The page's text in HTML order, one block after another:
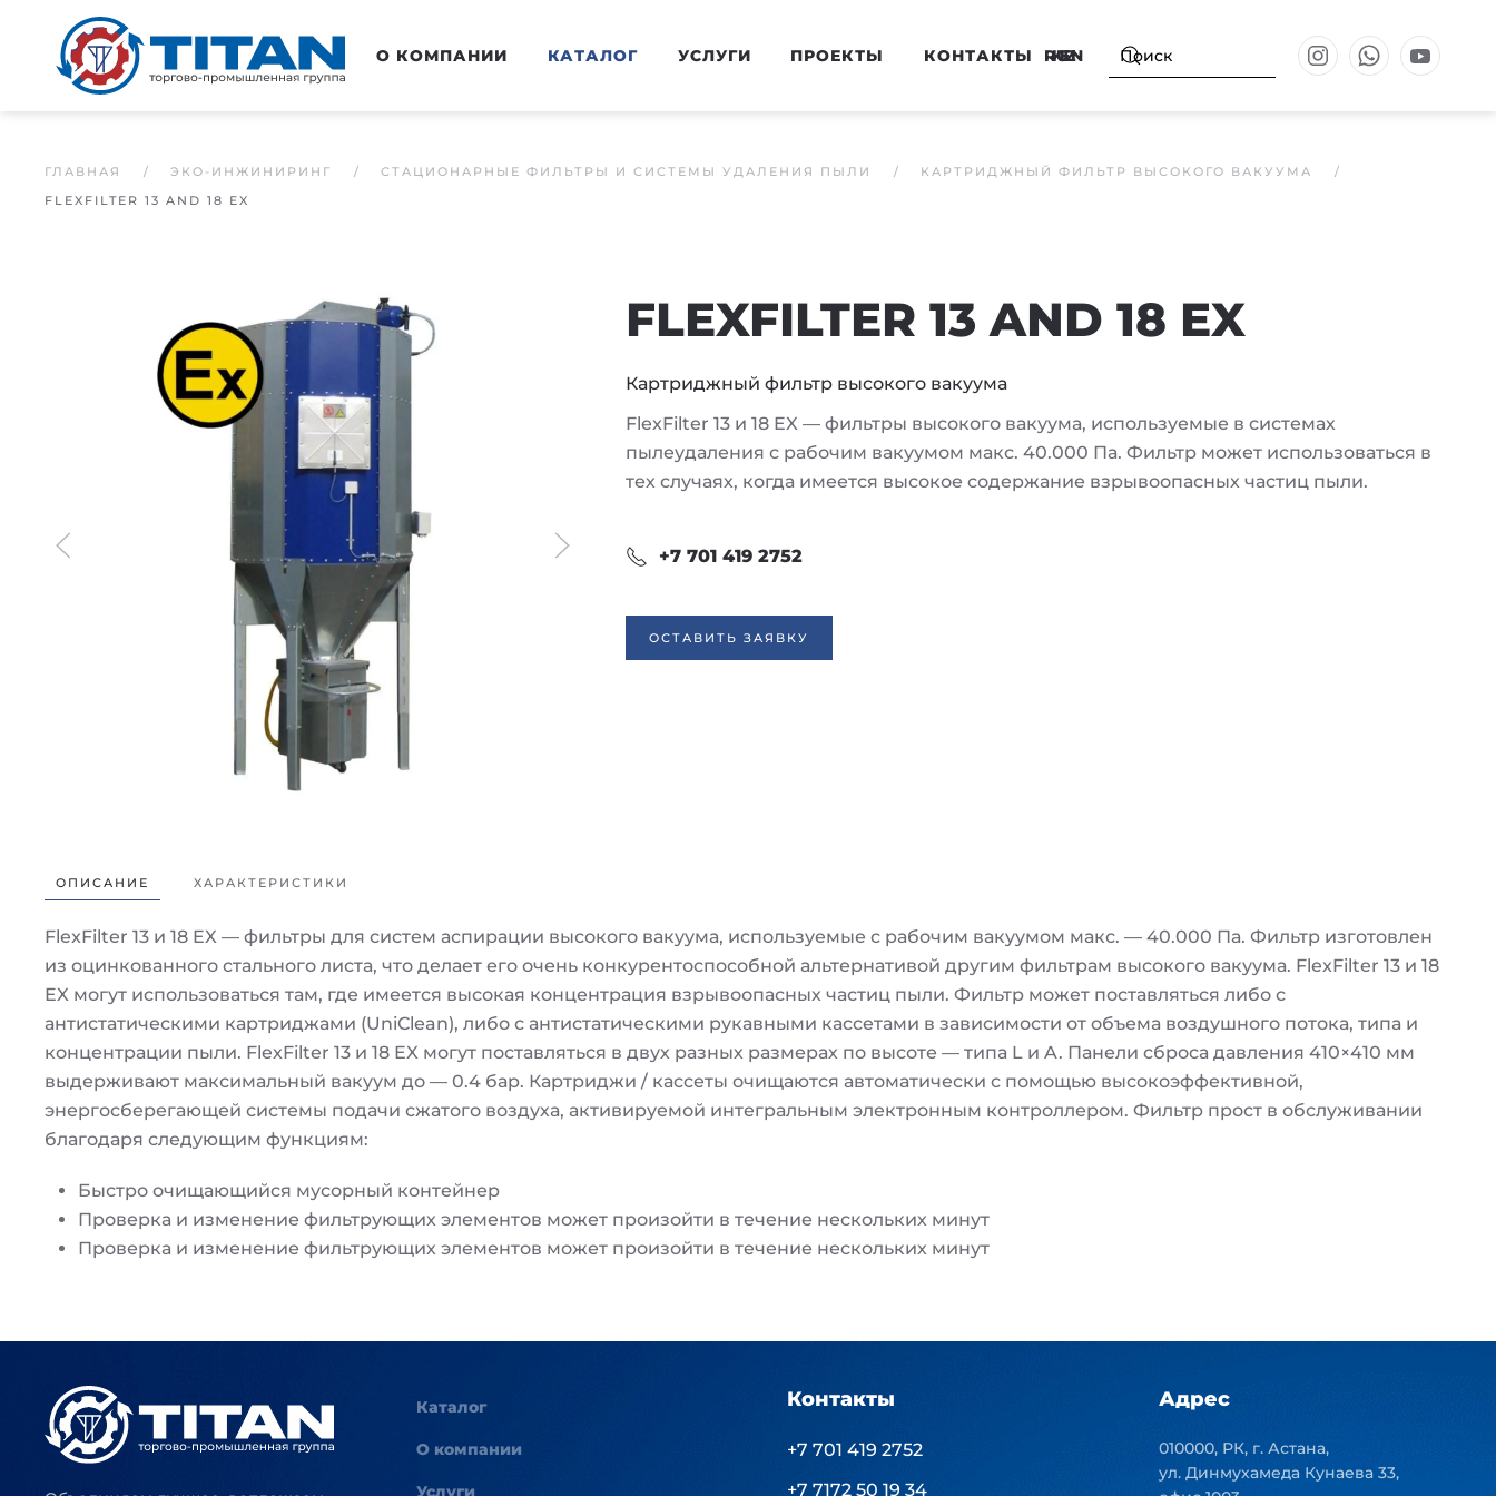
Перейти к основному содержанию О КОМПАНИИ КАТАЛОГ УСЛУГИ ПРОЕКТЫ КОНТАКТЫ RU
KZ
EN
ГЛАВНАЯ ЭКО-ИНЖИНИРИНГ СТАЦИОНАРНЫЕ ФИЛЬТРЫ И СИСТЕМЫ УДАЛЕНИЯ ПЫЛИ
КАРТРИДЖНЫЙ ФИЛЬТР ВЫСОКОГО ВАКУУМА
FLEXFILTER 13 AND 18 EX
FLEXFILTER 13 AND 18 EX
Картриджный фильтр высокого вакуума
FlexFilter 13 и 18 EX — фильтры высокого вакуума, используемые в системах
пылеудаления с рабочим вакуумом макс. 40.000 Па. Фильтр может использоваться в
тех случаях, когда имеется высокое содержание взрывоопасных частиц пыли.
+7 701 419 2752
ОСТАВИТЬ ЗАЯВКУ
ОПИСАНИЕ ХАРАКТЕРИСТИКИ
FlexFilter 13 и 18 EX — фильтры для систем аспирации высокого вакуума, используемые с рабочим вакуумом макс. — 40.000 Па. Фильтр изготовлен
из оцинкованного стального листа, что делает его очень конкурентоспособной альтернативой другим фильтрам высокого вакуума. FlexFilter 13 и 18
EX могут использоваться там, где имеется высокая концентрация взрывоопасных частиц пыли. Фильтр может поставляться либо с
антистатическими картриджами (UniClean), либо с антистатическими рукавными кассетами в зависимости от объема воздушного потока, типа и
концентрации пыли. FlexFilter 13 и 18 EX могут поставляться в двух разных размерах по высоте — типа L и A. Панели сброса давления 410×410 мм
выдерживают максимальный вакуум до — 0.4 бар. Картриджи / кассеты очищаются автоматически с помощью высокоэффективной,
энергосберегающей системы подачи сжатого воздуха, активируемой интегральным электронным контроллером. Фильтр прост в обслуживании
благодаря следующим функциям:
Быстро очищающийся мусорный контейнер
Проверка и изменение фильтрующих элементов может произойти в течение нескольких минут
Проверка и изменение фильтрующих элементов может произойти в течение нескольких минут
Каталог
О компании
Услуги
Контакты
+7 701 419 2752
+7 7172 50 19 34
Адрес
010000, РК, г. Астана,
ул. Динмухамеда Кунаева 33,